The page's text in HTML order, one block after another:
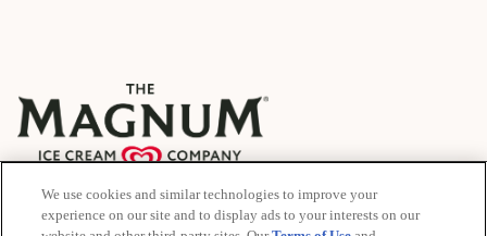
© 2026 The Magnum Ice Cream Company
All rights reserved
We use cookies and similar technologies to improve your
experience on our site and to display ads to your interests on our